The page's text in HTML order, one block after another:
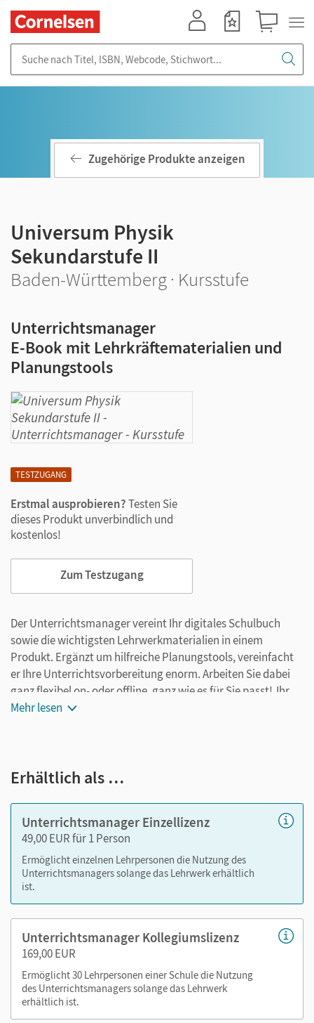
TESTZUGANG
Erstmal ausprobieren?Testen Sie
dieses Produkt unverbindlich und
kostenlos!
Zum Testzugang
Zugehörige Produkte anzeigen
Universum Physik
Sekundarstufe II
Baden-Württemberg · Kursstufe
Unterrichtsmanager
E-Book mit Lehrkräftematerialien und
Planungstools
Der Unterrichtsmanager vereint Ihr digitales Schulbuch
sowie die wichtigsten Lehrwerkmaterialien in einem
Produkt. Ergänzt um hilfreiche Planungstools, vereinfacht
er Ihre Unterrichtsvorbereitung enorm. Arbeiten Sie dabei
ganz flexibel on- oder offline, ganz wie es für Sie passt! Ihr
Unterrichtsmanager enthält:
Lösungen
Grafiken
Kopiervorlagen
editierbare Kopiervorlagen
editierbare Gefährdungsbeurteilungen
Simulationen
Nutzen Sie den Unterrichtsmanager auf lernen.cornelsen.de
Mehr lesen
Erhältlich als …
Unterrichtsmanager Einzellizenz
49,00 EUR für 1 Person
Ermöglicht einzelnen Lehrpersonen die Nutzung des
Unterrichtsmanagers solange das Lehrwerk erhältlich
ist.
Unterrichtsmanager Kollegiumslizenz
169,00 EUR
Ermöglicht 30 Lehrpersonen einer Schule die Nutzung
des Unterrichtsmanagers solange das Lehrwerk
erhältlich ist.